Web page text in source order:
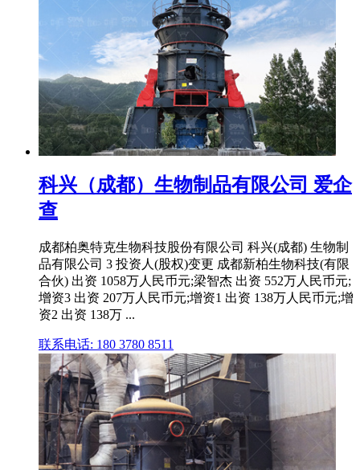
科兴（成都）生物制品有限公司 爱企
查
成都柏奥特克生物科技股份有限公司 科兴(成都) 生物制
品有限公司 3 投资人(股权)变更 成都新柏生物科技(有限
合伙) 出资 1058万人民币元;梁智杰 出资 552万人民币元;
增资3 出资 207万人民币元;增资1 出资 138万人民币元;增
资2 出资 138万 ...
联系电话: 180 3780 8511